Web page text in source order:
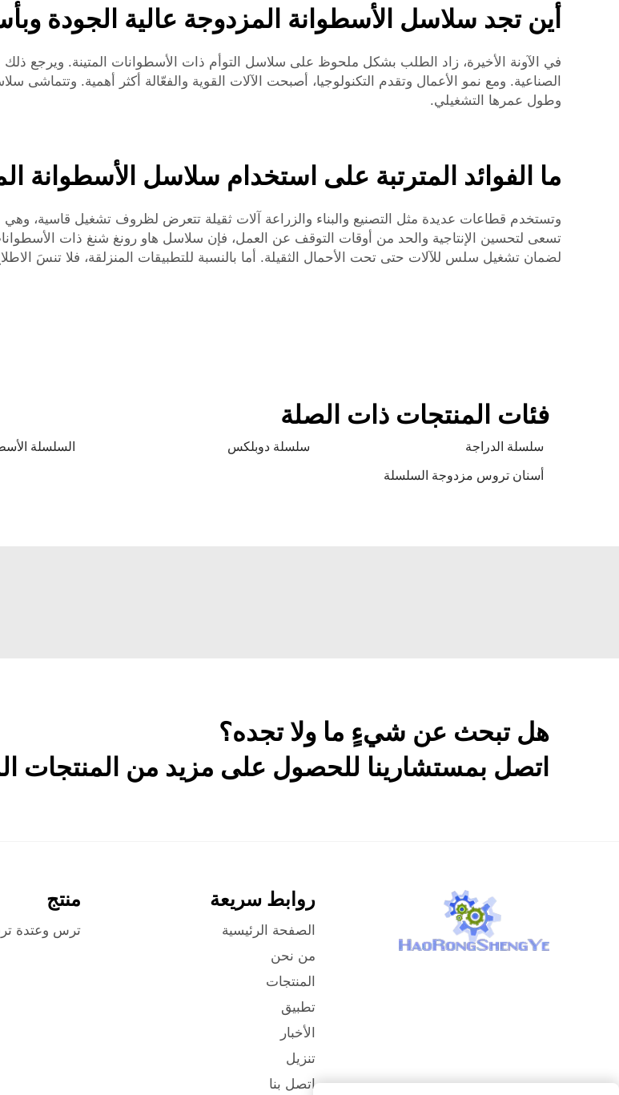
أين تجد سلاسل الأسطوانة المزدوجة عالية الجودة
في الآونة الأخيرة، زاد الطلب بشكل ملحوظ على سلاسل التوأم ذات الأسطوانات المتينة. ويرجع
الصناعية. ومع نمو الأعمال وتقدم التكنولوجيا، أصبحت الآلات القوية والفعّالة أكثر أهمية. وتتماشى
وطول عمرها التشغيلي.
ما الفوائد المترتبة على استخدام سلاسل الأسطوانة
وتستخدم قطاعات عديدة مثل التصنيع والبناء والزراعة آلات ثقيلة تتعرض لظروف تشغيل قاسية،
تسعى لتحسين الإنتاجية والحد من أوقات التوقف عن العمل، فإن سلاسل هاو رونغ شنغ ذات الأسطوانات
لضمان تشغيل سلس للآلات حتى تحت الأحمال الثقيلة. أما بالنسبة للتطبيقات المنزلقة، فلا تنسَ
فئات المنتجات ذات الصلة
سلسلة الدراجة سلسلة دوبلكس السلسلة
أسنان تروس مزدوجة السلسلة
هل تبحث عن شيءٍ ما ولا تجده؟
اتصل بمستشارينا للحصول على مزيد من المنتجات
روابط سريعة
الصفحة الرئيسية
من نحن
المنتجات
تطبيق
الأخبار
تنزيل
اتصل بنا
منتج
ترس وعتدة